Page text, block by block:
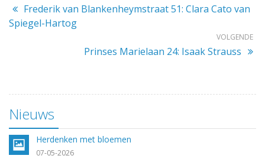
Frederik van Blankenheymstraat 51: Clara Cato van
Spiegel-Hartog
VOLGENDE
Prinses Marielaan 24: Isaak Strauss
Nieuws
Herdenken met bloemen
07-05-2026